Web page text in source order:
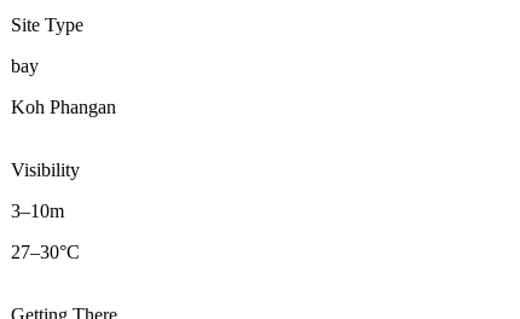
Site Type
bay
Koh Phangan
Visibility
3–10m
27–30°C
Getting There